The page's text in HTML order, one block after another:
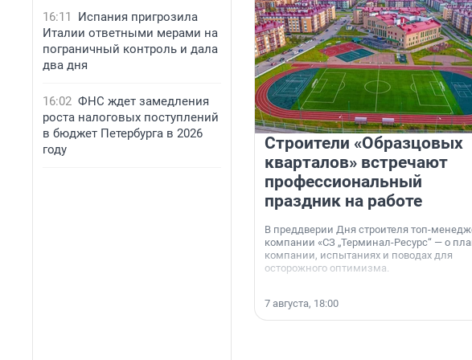
16:11
Испания пригрозила
Италии ответными мерами на
пограничный контроль и дала
два дня
16:02 ФНС ждет замедления
роста налоговых поступлений
в бюджет Петербурга в 2026
году
Строители «Образцовых
кварталов» встречают
профессиональный
праздник на работе
В преддверии Дня строителя топ-
компании «СЗ „Терминал-Ресурс“ — о
компании, испытаниях и поводах для
осторожного оптимизма.
7 августа, 18:00